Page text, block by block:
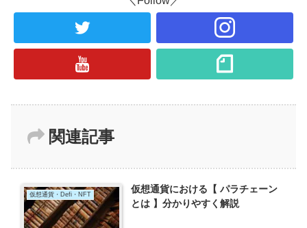
関連記事
仮想通貨・Defi・NFT
仮想通貨における【 パラチェーン
とは 】分かりやすく解説